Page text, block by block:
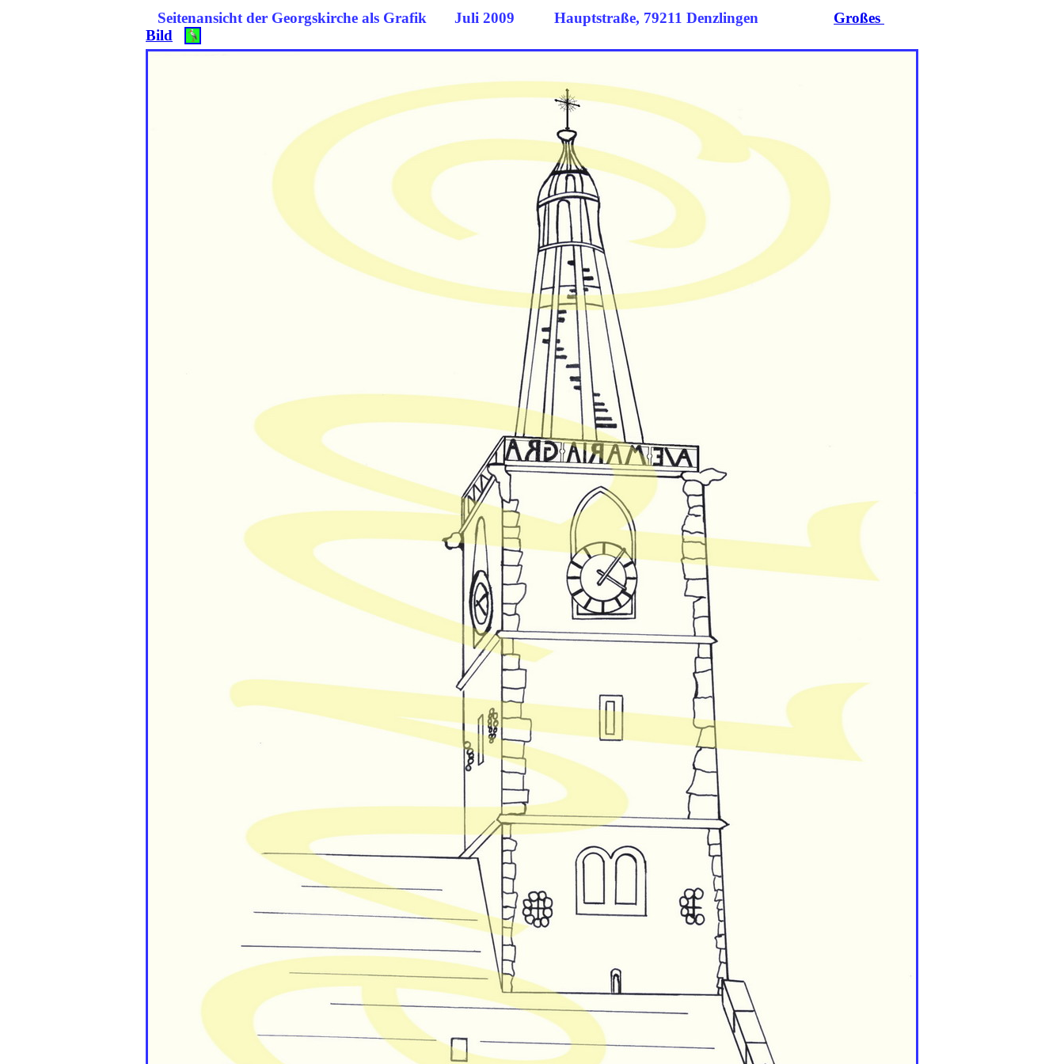
Seitenansicht der Georgskirche als Grafik Juli 2009 Hauptstraße, 79211 Denzlingen
Großes
Bild